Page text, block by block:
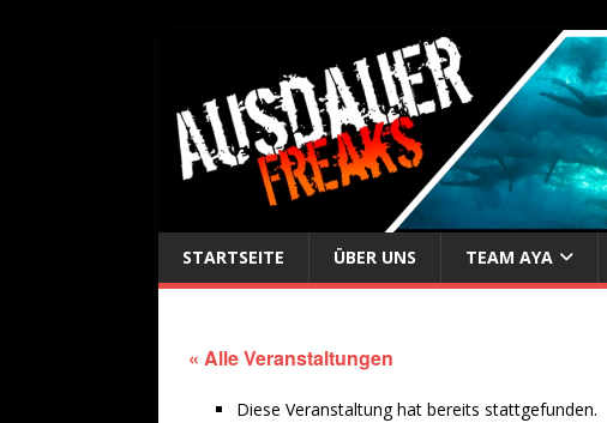
STARTSEITE ÜBER UNS TEAM AYA
« Alle Veranstaltungen
Diese Veranstaltung hat bereits stattgefunden.